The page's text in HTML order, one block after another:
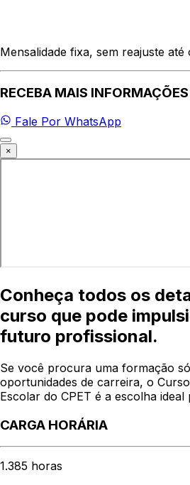
Mensalidade fixa, sem reajuste
RECEBA MAIS
Fale Por WhatsApp
×
Conheça todos os
curso que pode
futuro profissional.
Se você procura uma formação
oportunidades de carreira, o
Escolar do CPET é a escolha ideal
CARGA HORÁRIA
1.385 horas